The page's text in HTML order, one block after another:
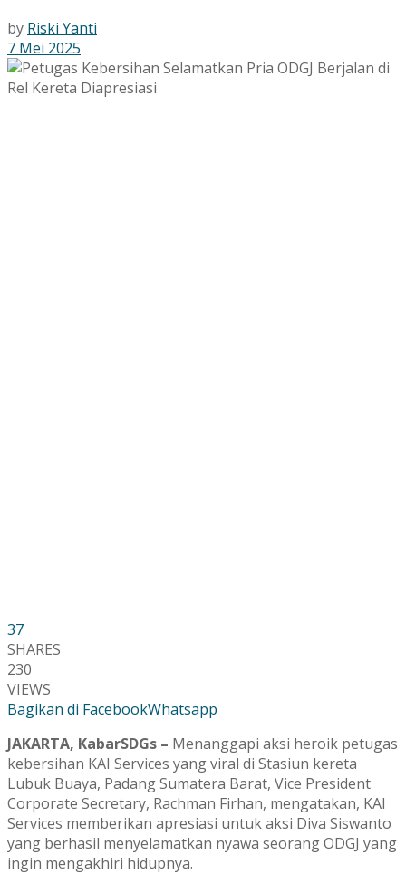
by Riski Yanti
7 Mei 2025
37
SHARES
230
VIEWS
Bagikan di FacebookWhatsapp
JAKARTA, KabarSDGs – Menanggapi aksi heroik petugas
kebersihan KAI Services yang viral di Stasiun kereta
Lubuk Buaya, Padang Sumatera Barat, Vice President
Corporate Secretary, Rachman Firhan, mengatakan, KAI
Services memberikan apresiasi untuk aksi Diva Siswanto
yang berhasil menyelamatkan nyawa seorang ODGJ yang
ingin mengakhiri hidupnya.